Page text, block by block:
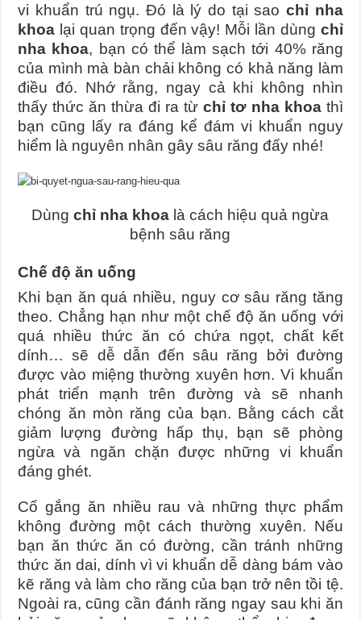
vi khuẩn trú ngụ. Đó là lý do tại saochỉ nha
khoa lại quan trọng đến vậy! Mỗi lần dùng chỉ
nha khoa, bạn có thể làm sạch tới 40% răng
của mình mà bàn chải không có khả năng làm
điều đó. Nhớ rằng, ngay cả khi không nhìn
thấy thức ăn thừa đi ra từ chỉ tơ nha khoathì
bạn cũng lấy ra đáng kể đám vi khuẩn nguy
hiểm là nguyên nhân gây sâu răng đấy nhé!
Dùngchỉ nha khoa là cách hiệu quả ngừa
bệnh sâu răng
Chế độ ăn uống
Khi bạn ăn quá nhiều, nguy cơ sâu răng tăng
theo. Chẳng hạn như một chế độ ăn uống với
quá nhiều thức ăn có chứa ngọt, chất kết
dính… sẽ dễ dẫn đến sâu răng bởi đường
được vào miệng thường xuyên hơn. Vi khuẩn
phát triển mạnh trên đường và sẽ nhanh
chóng ăn mòn răng của bạn. Bằng cách cắt
giảm lượng đường hấp thụ, bạn sẽ phòng
ngừa và ngăn chặn được những vi khuẩn
đáng ghét.
Cố gắng ăn nhiều rau và những thực phẩm
không đường một cách thường xuyên. Nếu
bạn ăn thức ăn có đường, cần tránh những
thức ăn dai, dính vì vi khuẩn dễ dàng bám vào
kẽ răng và làm cho răng của bạn trở nên tồi tệ.
Ngoài ra, cũng cần đánh răng ngay sau khi ăn